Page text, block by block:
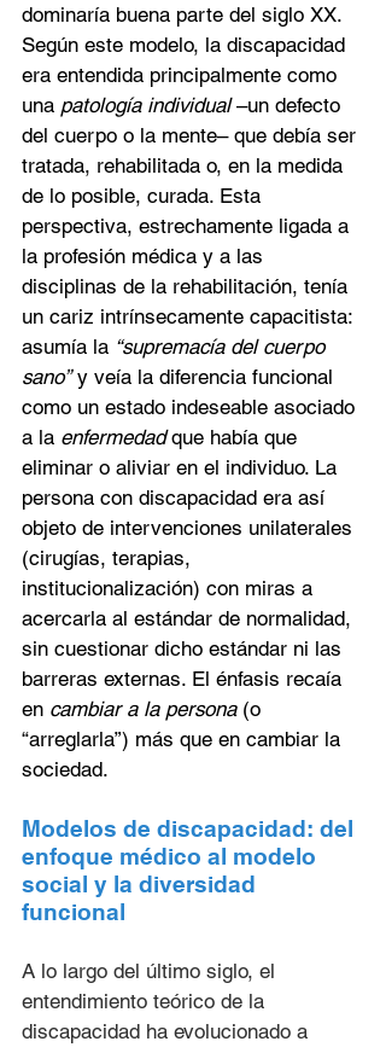
dominaría buena parte del siglo XX.
Según este modelo, la discapacidad
era entendida principalmente como
una patología individual –un defecto
del cuerpo o la mente– que debía ser
tratada, rehabilitada o, en la medida
de lo posible, curada. Esta
perspectiva, estrechamente ligada a
la profesión médica y a las
disciplinas de la rehabilitación, tenía
un cariz intrínsecamente capacitista:
asumía la “supremacía del cuerpo
sano” y veía la diferencia funcional
como un estado indeseable asociado
a la enfermedad que había que
eliminar o aliviar en el individuo. La
persona con discapacidad era así
objeto de intervenciones unilaterales
(cirugías, terapias,
institucionalización) con miras a
acercarla al estándar de normalidad,
sin cuestionar dicho estándar ni las
barreras externas. El énfasis recaía
en cambiar a la persona (o
“arreglarla”) más que en cambiar la
sociedad.
Modelos de discapacidad: del
enfoque médico al modelo
social y la diversidad
funcional
A lo largo del último siglo, el
entendimiento teórico de la
discapacidad ha evolucionado a